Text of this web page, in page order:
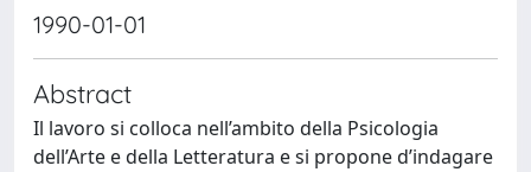
1990-01-01
Abstract
Il lavoro si colloca nell’ambito della Psicologia
dell’Arte e della Letteratura e si propone d’indagare